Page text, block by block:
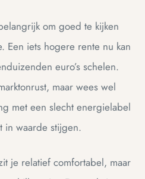
om goed te kijken
Een iets hogere rente nu kan
euro’s schelen.
maar wees wel
met een slecht energielabel
in waarde stijgen.
je relatief comfortabel, maar